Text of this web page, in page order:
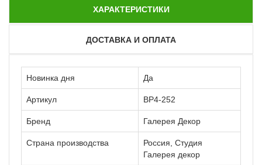
ХАРАКТЕРИСТИКИ
ДОСТАВКА И ОПЛАТА
Новинка дня Да
Артикул ВР4-252
Бренд Галерея Декор
Страна производства
Россия, Студия
Галерея декор